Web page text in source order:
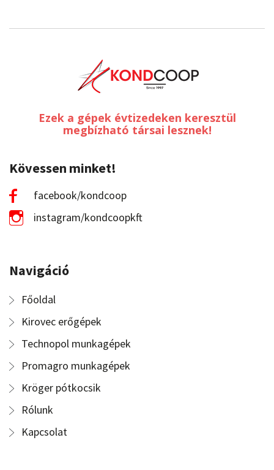
Ezek a gépek évtizedeken keresztül
megbízható társai lesznek!
Kövessen minket!
facebook/kondcoop
instagram/kondcoopkft
Navigáció
Főoldal
Kirovec erőgépek
Technopol munkagépek
Promagro munkagépek
Kröger pótkocsik
Rólunk
Kapcsolat